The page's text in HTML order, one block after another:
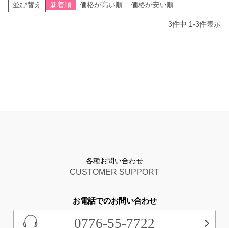
並び替え 新着順 価格が高い順 価格が安い順
3件中 1-3件表示
各種お問い合わせ
CUSTOMER SUPPORT
お電話でのお問い合わせ
0776-55-7722